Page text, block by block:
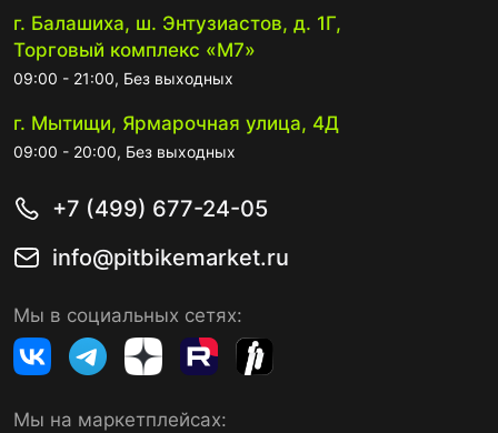
г. Балашиха, ш. Энтузиастов, д. 1Г,
Торговый комплекс «М7»
09:00 - 21:00, Без выходных
г. Мытищи, Ярмарочная улица, 4Д
09:00 - 20:00, Без выходных
+7 (499) 677-24-05
info@pitbikemarket.ru
Мы в социальных сетях:
Мы на маркетплейсах: